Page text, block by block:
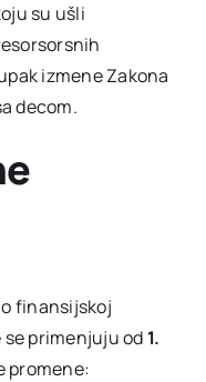
su ušli
izmene Zakona
decom.
finansijskoj
se primenjuju od 1.
promene: